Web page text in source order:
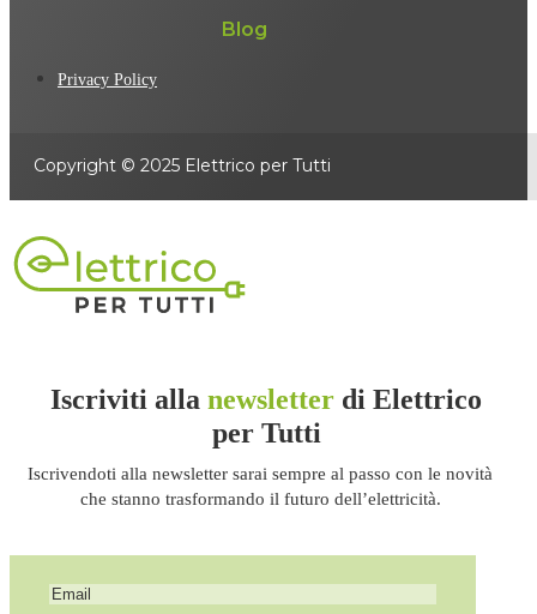
Blog
Privacy Policy
Copyright © 2025 Elettrico per Tutti
Iscriviti allanewsletter di Elettrico
per Tutti
Iscrivendoti alla newsletter sarai sempre al passo con le novità
che stanno trasformando il futuro dell’elettricità.